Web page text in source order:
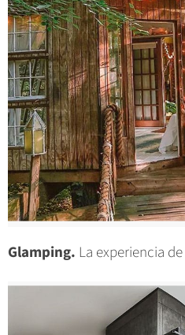
Glamping. La experiencia